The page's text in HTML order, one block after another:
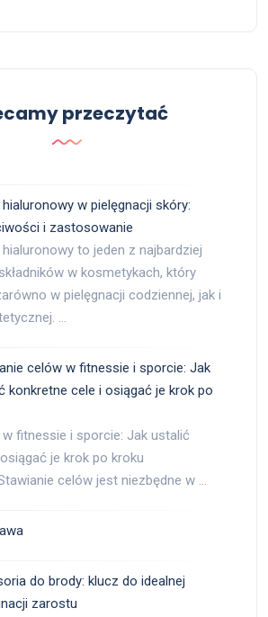
przeczytać
w pielęgnacji skóry:
i zastosowanie
to jeden z najbardziej
w kosmetykach, który
w pielęgnacji codziennej, jak i
…
celów w fitnessie i sporcie: Jak
konkretne cele i osiągać je krok po
fitnessie i sporcie: Jak ustalić
je krok po kroku
celów jest niezbędne w …
do brody: klucz do idealnej
zarostu